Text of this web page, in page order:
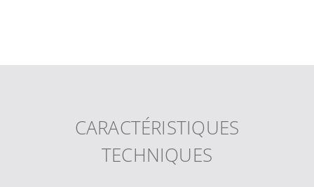
CARACTÉRISTIQUES
TECHNIQUES